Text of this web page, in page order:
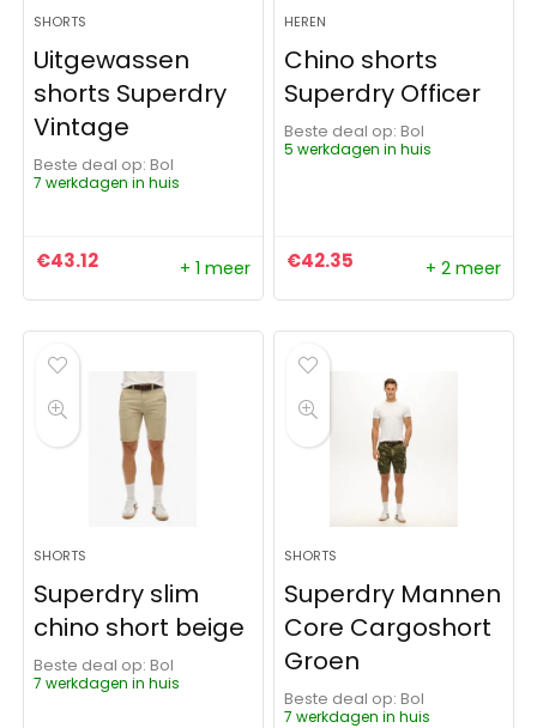
SHORTS
Uitgewassen
shorts Superdry
Vintage
Beste deal op:
Bol
7 werkdagen in huis
€43.12 + 1 meer
HEREN
Chino shorts
Superdry Officer
Beste deal op:
Bol
5 werkdagen in huis
€42.35 + 2 meer
SHORTS
Superdry slim
chino short beige
Beste deal op:
Bol
7 werkdagen in huis
SHORTS
Superdry Mannen
Core Cargoshort
Groen
Beste deal op:
Bol
7 werkdagen in huis